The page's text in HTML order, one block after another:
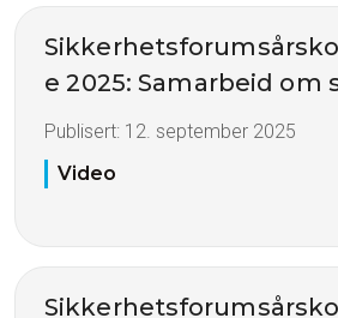
e 2025: Samarbeid om
Publisert: 12. september 2025
Video